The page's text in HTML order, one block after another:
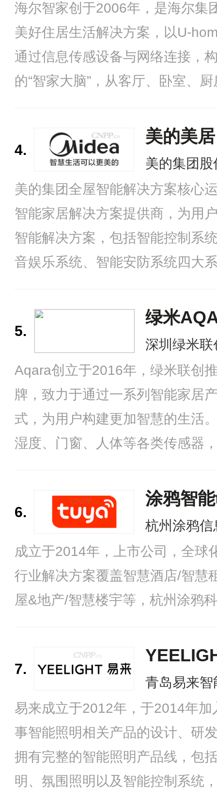
海尔智家创于2006年，是海尔集
美好住居生活解决方案，以U-
通过信息传感设备与网络连接，
的“智家大脑”，从客厅、卧室、
4.
美的美居
美的集团
美的集团全屋智能解决方案核心
智能家居解决方案提供商，为用
智能解决方案，包括智能控制系
音娱乐系统、智能安防系统四大
牌。
5.
绿米
深圳绿米
Aqara创立于2016年，绿米联创
牌，致力于通过一系列智能家居
式，为用户构建更加智慧的生活
湿度、门窗、人体等各类传感器
持行业应用的自动化控制与大数
6.
涂鸦智
杭州涂鸦
成立于2014年，上市公司，全球
行业解决方案覆盖智慧酒店/智慧
屋&地产/智慧楼宇等，杭州涂鸦
7.
青岛易来
易来成立于2012年，于2014年
事智能照明相关产品的设计、研
拥有完整的智能照明产品线，包
明、氛围照明以及智能控制系统